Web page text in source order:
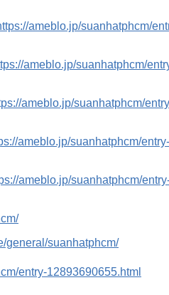
ameblo.jp/suanhatphcm/
ameblo.jp/suanhatphcm/
ameblo.jp/suanhatphcm/
ameblo.jp/suanhatphcm/entry-
ameblo.jp/suanhatphcm/
general/suanhatphcm/
entry-12893690655.html